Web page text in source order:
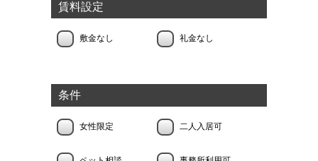
賃料設定
敷金なし 礼金なし
条件
女性限定 二人入居可